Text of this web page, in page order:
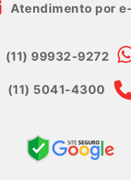
Atendimento por
(11) 99932-9272
(11) 5041-4300